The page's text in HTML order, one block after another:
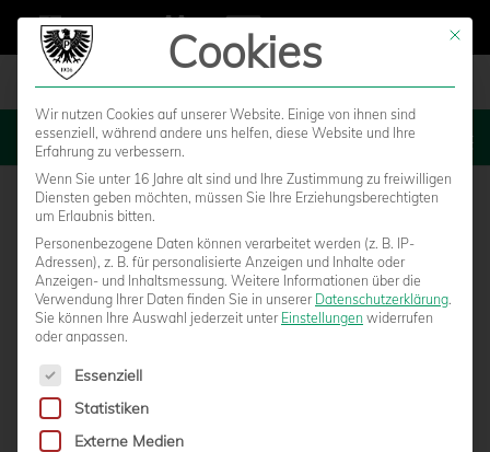
MENU
UFC MÜNSTER UND SC PREUSSEN W
Mit
Cookies
Wir nutzen Cookies auf unserer Website. Einige von ihnen sind
essenziell, während andere uns helfen, diese Website und Ihre
Erfahrung zu verbessern.
Wenn Sie unter 16 Jahre alt sind und Ihre Zustimmung zu freiwilligen
Diensten geben möchten, müssen Sie Ihre Erziehungsberechtigten
um Erlaubnis bitten.
Personenbezogene Daten können verarbeitet werden (z. B. IP-
Adressen), z. B. für personalisierte Anzeigen und Inhalte oder
Anzeigen- und Inhaltsmessung. Weitere Informationen über die
Verwendung Ihrer Daten finden Sie in unserer Datenschutzerklärung.
Sie können Ihre Auswahl jederzeit unter Einstellungen widerrufen
oder anpassen.
Es folgt eine Liste der Service-Gruppen, für die eine
Essenziell
Statistiken
Externe Medien